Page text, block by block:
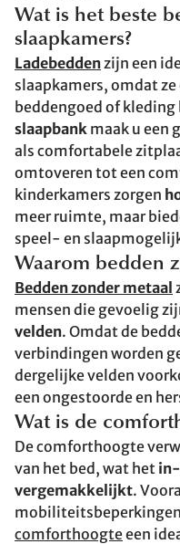
Wat is het beste
slaapkamers?
Ladebeddenzijn een
slaapkamers, omdat
beddengoed of kleding
slaapbank maak u een
als comfortabele
omtoveren tot een
kinderkamers zorgen
meer ruimte, maar
speel- en
Waarom bedden
Bedden zonder metaal
mensen die gevoelig
velden. Omdat de
verbindingen worden
dergelijke velden
een ongestoorde en
Wat is de
De comforthoogte
van het bed, wat het
vergemakkelijkt.
comforthoogteeen